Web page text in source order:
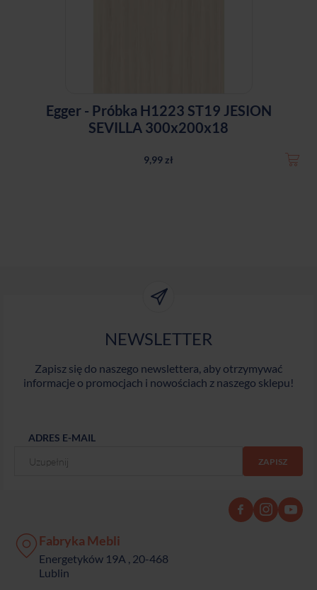
Egger - Próbka H1223 ST19 JESION
SEVILLA 300x200x18
9,99 zł
NEWSLETTER
Zapisz się do naszego newslettera, aby otrzymywać
informacje o promocjach i nowościach z naszego sklepu!
ADRES E-MAIL
Fabryka Mebli
Energetyków 19A , 20-468
Lublin